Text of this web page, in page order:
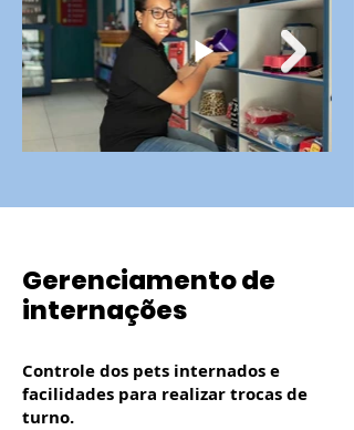
Gerenciamento de
internações
Controle dos pets internados e
facilidades para realizar trocas de
turno.